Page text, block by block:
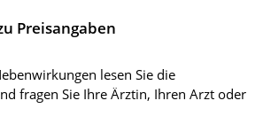
Preisangaben
lesen Sie die
fragen Sie Ihre Ärztin, Ihren Arzt oder